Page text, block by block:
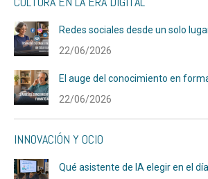
Redes sociales desde un solo
22/06/2026
El auge del conocimiento en
22/06/2026
INNOVACIÓN Y OCIO
Qué asistente de IA elegir en el